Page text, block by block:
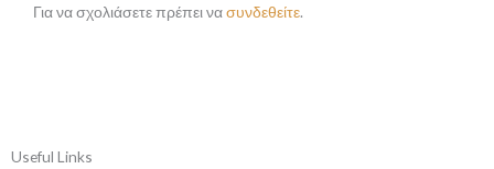
Για να σχολιάσετε πρέπει νασυνδεθείτε.
Useful Links